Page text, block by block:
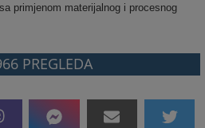
primjenom materijalnog i procesnog
PREGLEDA